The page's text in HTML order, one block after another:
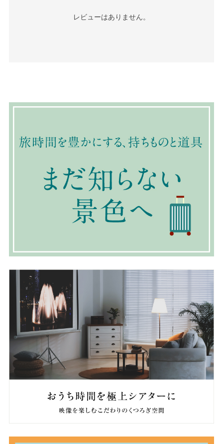
レビューはありません。